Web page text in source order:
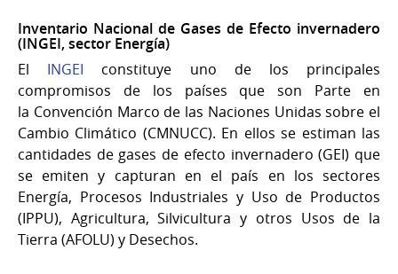
Inventario Nacional de Gases de Efecto invernadero
(INGEI, sector Energía)
El INGEI constituye uno de los principales
compromisos de los países que son Parte en
la Convención Marco de las Naciones Unidas sobre el
Cambio Climático (CMNUCC). En ellos se estiman las
cantidades de gases de efecto invernadero (GEI) que
se emiten y capturan en el país en los sectores
Energía, Procesos Industriales y Uso de Productos
(IPPU), Agricultura, Silvicultura y otros Usos de la
Tierra (AFOLU) y Desechos.